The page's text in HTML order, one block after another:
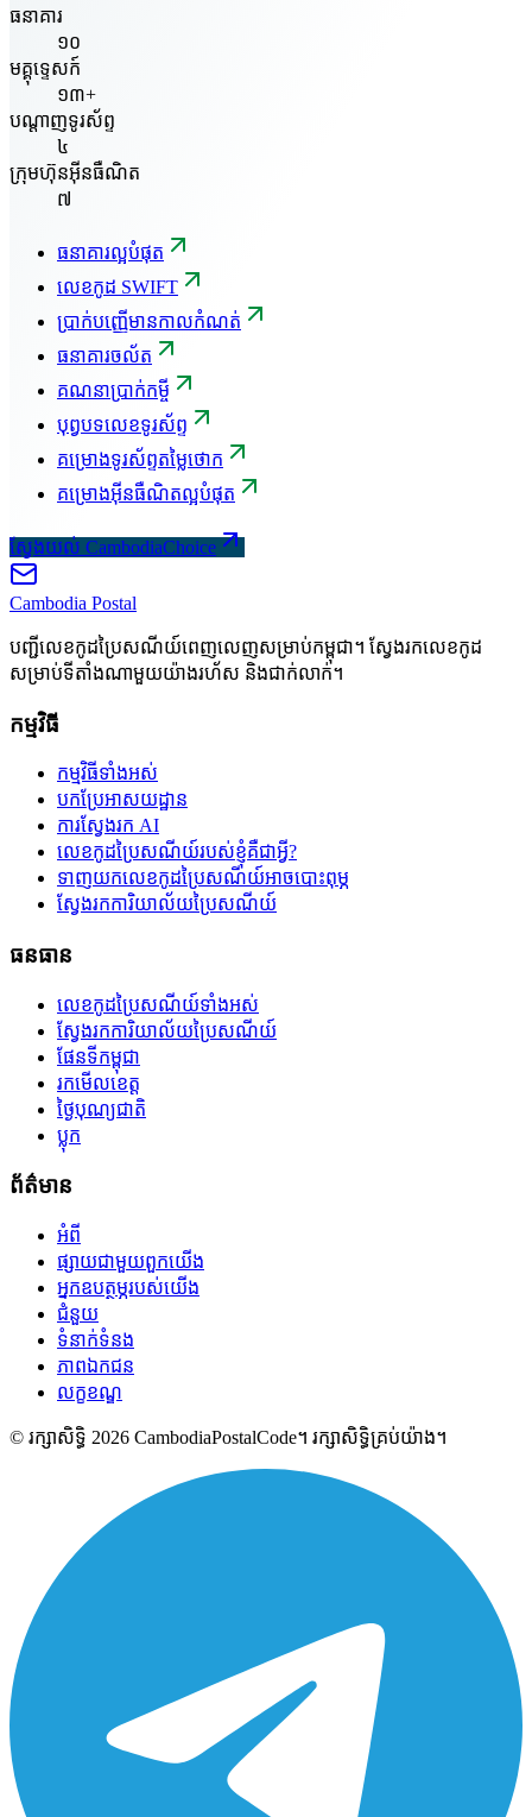
ធនាគារ
១០
មគ្គុទ្ទេសក៍
១៣+
បណ្តាញទូរស័ព្ទ
៤
ក្រុមហ៊ុនអ៊ីនធឺណិត
៧
ធនាគារល្អបំផុត
លេខកូដ SWIFT
ប្រាក់បញ្ញើមានកាលកំណត់
ធនាគារចល័ត
គណនាប្រាក់កម្ចី
បុព្វបទលេខទូរស័ព្ទ
គម្រោងទូរស័ព្ទតម្លៃថោក
គម្រោងអ៊ីនធឺណិតល្អបំផុត
ស្វែងយល់ CambodiaChoice
Cambodia Postal
បញ្ជីលេខកូដប្រៃសណីយ៍ពេញលេញសម្រាប់កម្ពុជា។ ស្វែងរកលេខកូដ
សម្រាប់ទីតាំងណាមួយយ៉ាងរហ័ស និងជាក់លាក់។
កម្មវិធី
កម្មវិធីទាំងអស់
បកប្រែអាសយដ្ឋាន
ការស្វែងរក AI
លេខកូដប្រៃសណីយ៍របស់ខ្ញុំគឺជាអ្វី?
ទាញយកលេខកូដប្រៃសណីយ៍អាចបោះពុម្ភ
ស្វែងរកការិយាល័យប្រៃសណីយ៍
ធនធាន
លេខកូដប្រៃសណីយ៍ទាំងអស់
ស្វែងរកការិយាល័យប្រៃសណីយ៍
ផែនទីកម្ពុជា
រកមើលខេត្ត
ថ្ងៃបុណ្យជាតិ
ប្លុក
ព័ត៌មាន
អំពី
ផ្សាយជាមួយពួកយើង
អ្នកឧបត្ថម្ភរបស់យើង
ជំនួយ
ទំនាក់ទំនង
ភាពឯកជន
លក្ខខណ្ឌ
© រក្សាសិទ្ធិ 2026 CambodiaPostalCode។ រក្សាសិទ្ធិគ្រប់យ៉ាង។